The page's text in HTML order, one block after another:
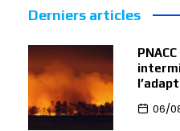
Derniers articles
06/